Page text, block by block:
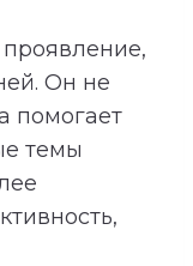
Он не
помогает
темы